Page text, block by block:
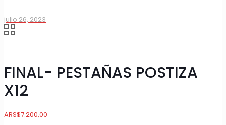
julio 26, 2023
FINAL- PESTAÑAS POSTIZA
X12
ARS$7.200,00